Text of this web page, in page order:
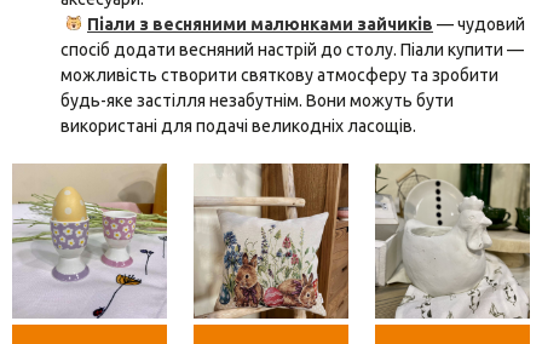
Піали з весняними малюнками зайчиків — чудовий
спосіб додати весняний настрій до столу. Піали купити —
можливість створити святкову атмосферу та зробити
будь-яке застілля незабутнім. Вони можуть бути
використані для подачі великодніх ласощів.